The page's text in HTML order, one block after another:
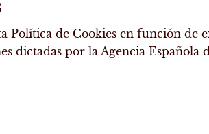
Política de Cookies en función de
dictadas por la Agencia Española